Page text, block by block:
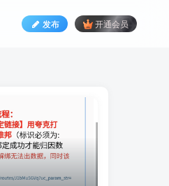
发布 开通会员